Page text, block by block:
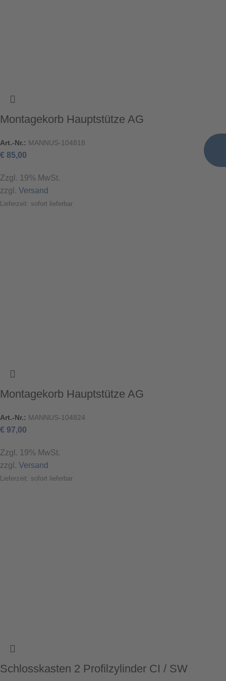
Montagekorb Hauptstütze AG
Art.-Nr.: MANNUS-104818
€ 85,00
Zzgl. 19% MwSt.
zzgl. Versand
Lieferzeit: sofort lieferbar
Montagekorb Hauptstütze AG
Art.-Nr.: MANNUS-104824
€ 97,00
Zzgl. 19% MwSt.
zzgl. Versand
Lieferzeit: sofort lieferbar
Schlosskasten 2 Profilzylinder CI / SW